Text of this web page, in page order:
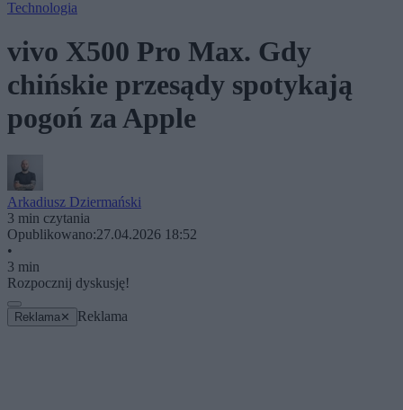
Technologia
vivo X500 Pro Max. Gdy
chińskie przesądy spotykają
pogoń za Apple
Arkadiusz Dziermański
3 min czytania
Opublikowano:27.04.2026 18:52
•
3 min
Rozpocznij dyskusję!
Reklama ✕ Reklama